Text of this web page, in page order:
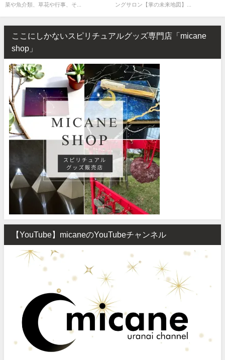
菜や魚介類、草花や行事、そ...
ングサロン【掌の未来地図】...
ここにしかないスピリチュアルグッズ専門店「micane
shop」
【YouTube】micaneのYouTubeチャンネル